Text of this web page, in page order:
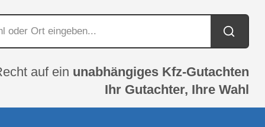
auf ein unabhängiges Kfz-Gutachten
Ihr Gutachter, Ihre Wahl